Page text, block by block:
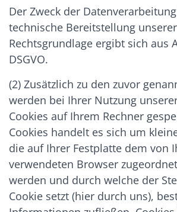
Der Zweck der
technische Bereitstellung
Rechtsgrundlage ergibt sich aus
DSGVO.
(2) Zusätzlich zu den zuvor
werden bei Ihrer Nutzung
Cookies auf Ihrem Rechner
Cookies handelt es sich um
die auf Ihrer Festplatte dem von
verwendeten Browser
werden und durch welche der
Cookie setzt (hier durch uns),